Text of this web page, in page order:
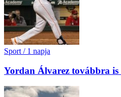
Sport / 1 napja
Yordan Álvarez továbbra